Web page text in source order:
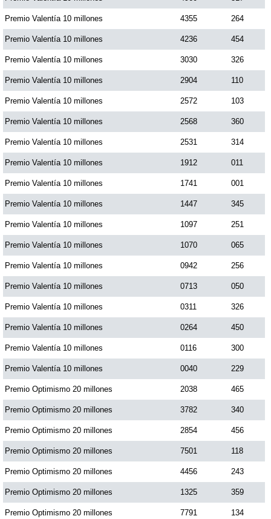
Premio Valentía 10 millones 4355 264
Premio Valentía 10 millones 4236 454
Premio Valentía 10 millones 3030 326
Premio Valentía 10 millones 2904 110
Premio Valentía 10 millones 2572 103
Premio Valentía 10 millones 2568 360
Premio Valentía 10 millones 2531 314
Premio Valentía 10 millones 1912 011
Premio Valentía 10 millones 1741 001
Premio Valentía 10 millones 1447 345
Premio Valentía 10 millones 1097 251
Premio Valentía 10 millones 1070 065
Premio Valentía 10 millones 0942 256
Premio Valentía 10 millones 0713 050
Premio Valentía 10 millones 0311 326
Premio Valentía 10 millones 0264 450
Premio Valentía 10 millones 0116 300
Premio Valentía 10 millones 0040 229
Premio Optimismo 20 millones 2038 465
Premio Optimismo 20 millones 3782 340
Premio Optimismo 20 millones 2854 456
Premio Optimismo 20 millones 7501 118
Premio Optimismo 20 millones 4456 243
Premio Optimismo 20 millones 1325 359
Premio Optimismo 20 millones 7791 134